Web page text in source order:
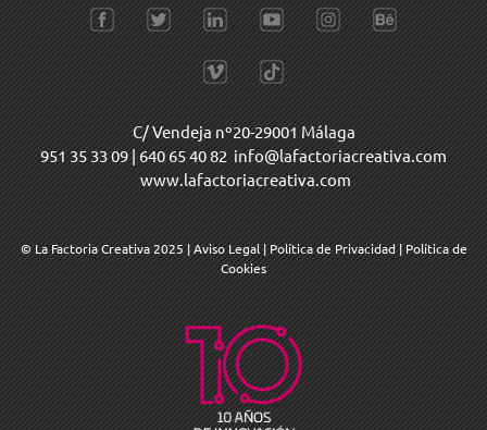
C/ Vendeja nº20-29001 Málaga
951 35 33 09 | 640 65 40 82 info@lafactoriacreativa.com
www.lafactoriacreativa.com
© La Factoria Creativa 2025 |Aviso Legal | Política de Privacidad | Política de
Cookies